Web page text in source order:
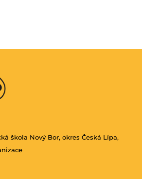
škola Nový Bor, okres Česká Lípa,